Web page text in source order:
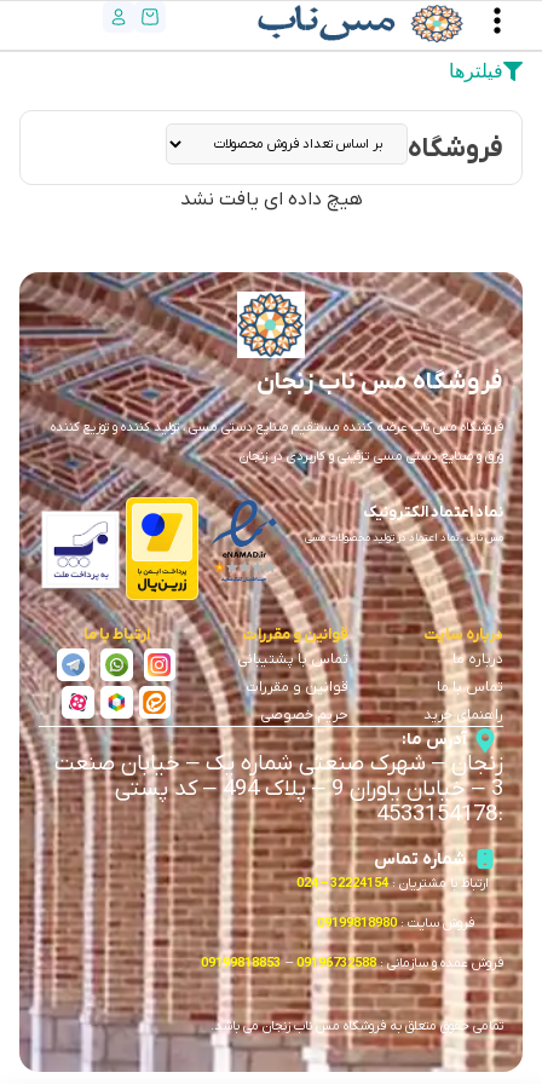
فیلترها
فروشگاه
هیچ داده ای یافت نشد
فروشگاه مس ناب زنجان
فروشگاه مس ناب عرضه کننده مستقیم صنایع دستی مسی ، تولید کننده و توزیع کننده
ورق و صنایع دستی مسی تزئینی و کاربردی در زنجان
نماد اعتماد الکترونیک
مس ناب ، نماد اعتماد در تولید محصولات مسی
درباره سایت
درباره ما
تماس با ما
راهنمای خرید
قوانین و مقررات
تماس با پشتیبانی
قوانین و مقررات
حریم خصوصی
ارتباط با ما
آدرس ما:
زنجان–شهرک صنعتی شماره یک–خیابان صنعت
3
–خیابان یاوران 9 –
پلاک 494 – کد پستی
:
4533154178
شماره تماس
ارتباط با مشتریان : 32224154 – 024
فروش سایت :09199818980
فروش عمده و سازمانی :09196732588
–
09199818853
تمامی حقوق متعلق به فروشگاه مس ناب زنجان می باشد.